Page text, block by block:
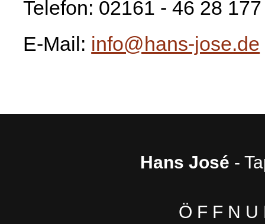
Telefon: 02161 - 46 28 177
E-Mail: info@hans-jose.de
Hans José -
Ö F F N U